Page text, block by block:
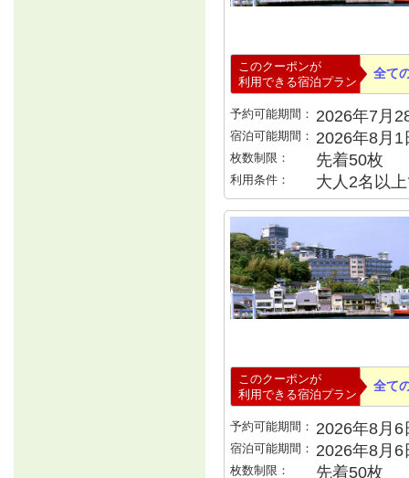
このクーポンが
利用できる宿泊プラン
全て
予約可能期間： 2026年7月
宿泊可能期間： 2026年8月
枚数制限： 先着50枚
利用条件： 大人2名以
このクーポンが
利用できる宿泊プラン
全て
予約可能期間： 2026年8月
宿泊可能期間： 2026年8月
枚数制限： 先着50枚